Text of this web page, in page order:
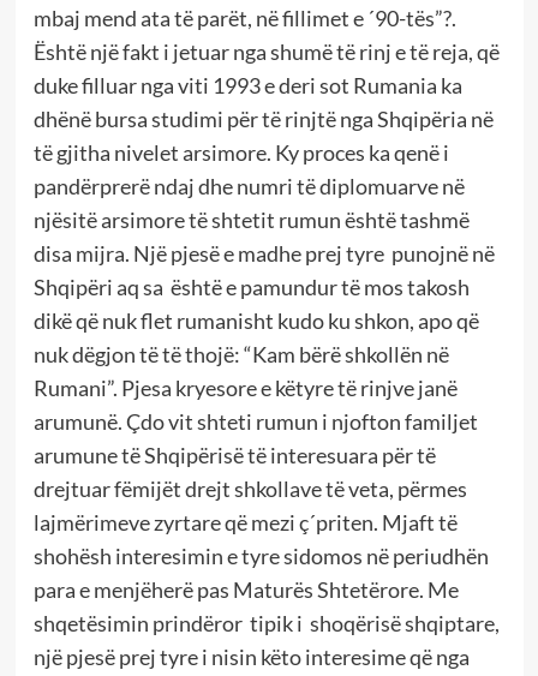
mbaj mend ata të parët, në fillimet e ´90-tës”?.
Është një fakt i jetuar nga shumë të rinj e të reja, që
duke filluar nga viti 1993 e deri sot Rumania ka
dhënë bursa studimi për të rinjtë nga Shqipëria në
të gjitha nivelet arsimore. Ky proces ka qenë i
pandërprerë ndaj dhe numri të diplomuarve në
njësitë arsimore të shtetit rumun është tashmë
disa mijra. Një pjesë e madhe prej tyre punojnë në
Shqipëri aq sa është e pamundur të mos takosh
dikë që nuk flet rumanisht kudo ku shkon, apo që
nuk dëgjon të të thojë: “Kam bërë shkollën në
Rumani”. Pjesa kryesore e këtyre të rinjve janë
arumunë. Çdo vit shteti rumun i njofton familjet
arumune të Shqipërisë të interesuara për të
drejtuar fëmijët drejt shkollave të veta, përmes
lajmërimeve zyrtare që mezi ç´priten. Mjaft të
shohësh interesimin e tyre sidomos në periudhën
para e menjëherë pas Maturës Shtetërore. Me
shqetësimin prindëror tipik i shoqërisë shqiptare,
një pjesë prej tyre i nisin këto interesime që nga